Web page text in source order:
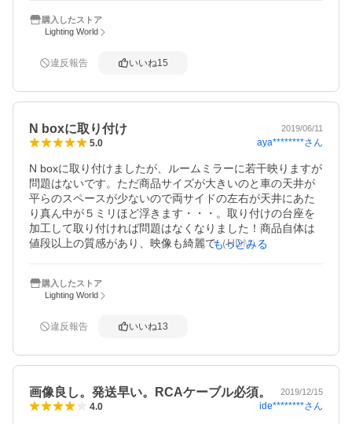
らいもつかですね
不調になるようなことがあればまたレビューアップします
購入したストア
Lighting World
違反報告 いいね15
N boxに取り付け 2019/06/11
5.0 aya********さん
N boxに取り付けましたが、ルームミラーに若干映りますが
問題はないです。ただ商品サイズが大きいのと車の天井が
平らのスペースが少ないので両サイドの左右が天井にあた
り真ん中が５ミリほど浮きます・・・。取り付けの台座を
加工して取り付ければ問題はなくなりました！商品自体は
値段以上の質感があり、映像も綺麗で（HDMI接続）満足し
供たちは喜んでいます！！
もっとみる
購入したストア
Lighting World
違反報告 いいね13
画像良し。発送早い。RCAケーブル必須。 2019/12/15
4.0 ide********さん